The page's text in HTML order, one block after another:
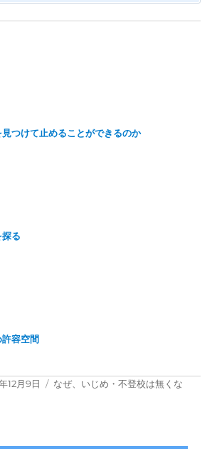
つけて止めることができるのか
る
容空間
12月9日
カ
なぜ、いじめ・不登校は無くな